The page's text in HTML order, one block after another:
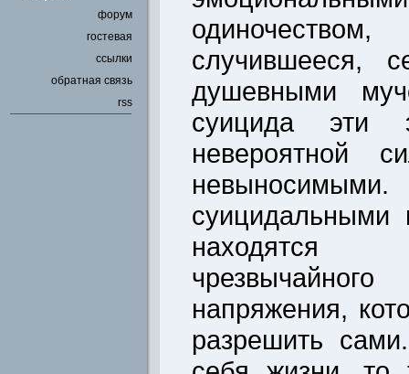
форум
гостевая
ссылки
обратная связь
rss
случившееся,
душевными
суицида эти
невероятной
суицидальными
напряжения,
разрешить